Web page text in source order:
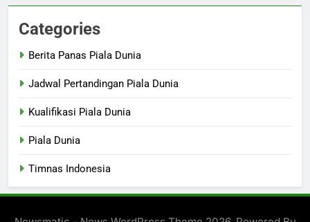
Categories
Berita Panas Piala Dunia
Jadwal Pertandingan Piala Dunia
Kualifikasi Piala Dunia
Piala Dunia
Timnas Indonesia